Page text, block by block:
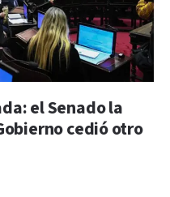
el Senado la
cedió otro